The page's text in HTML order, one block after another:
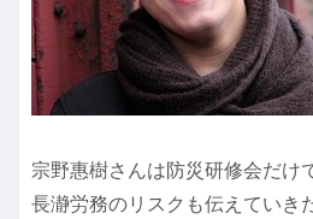
宗野惠樹さんは防災研修会だけ
長瀞労務のリスクも伝えていき